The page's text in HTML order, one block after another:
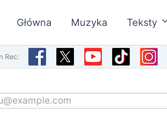
Główna Muzyka Teksty
Rec: